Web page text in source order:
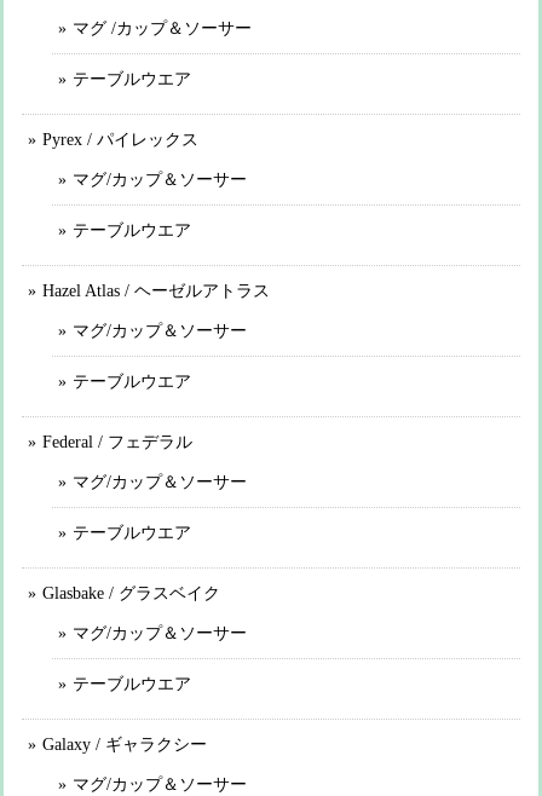
マグ /カップ＆ソーサー
テーブルウエア
Pyrex / パイレックス
マグ/カップ＆ソーサー
テーブルウエア
Hazel Atlas / ヘーゼルアトラス
マグ/カップ＆ソーサー
テーブルウエア
Federal / フェデラル
マグ/カップ＆ソーサー
テーブルウエア
Glasbake / グラスベイク
マグ/カップ＆ソーサー
テーブルウエア
Galaxy / ギャラクシー
マグ/カップ＆ソーサー